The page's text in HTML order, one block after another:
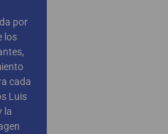
por
los
cada
Luis
la